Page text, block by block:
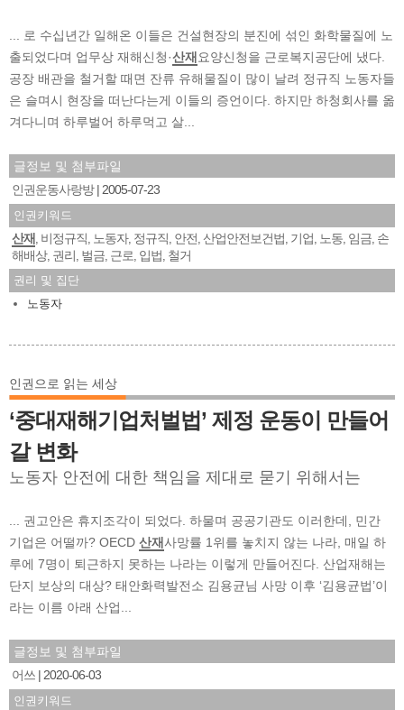
... 로 수십년간 일해온 이들은 건설현장의 분진에 섞인 화학물질에 노
출되었다며 업무상 재해신청·산재 요양신청을 근로복지공단에 냈다.
공장 배관을 철거할 때면 잔류 유해물질이 많이 날려 정규직 노동자들
은 슬며시 현장을 떠난다는게 이들의 증언이다. 하지만 하청회사를 옮
겨다니며 하루벌어 하루먹고 살...
글정보 및 첨부파일
인권운동사랑방
2005-07-23
인권키워드
산재 비정규직 노동자, 정규직 안전 산업안전보건법 기업 노동 임금 손
해배상, 권리 벌금 근로 입법 철거
권리 및 집단
노동자
인권으로 읽는 세상
‘중대재해기업처벌법’ 제정 운동이 만들어
갈 변화
노동자 안전에 대한 책임을 제대로 묻기 위해서는
... 권고안은 휴지조각이 되었다. 하물며 공공기관도 이러한데, 민간
기업은 어떨까? OECD 산재사망률 1위를 놓치지 않는 나라, 매일 하
루에 7명이 퇴근하지 못하는 나라는 이렇게 만들어진다. 산업재해는
단지 보상의 대상? 태안화력발전소 김용균님 사망 이후 ‘김용균법’이
라는 이름 아래 산업...
글정보 및 첨부파일
어쓰
2020-06-03
인권키워드